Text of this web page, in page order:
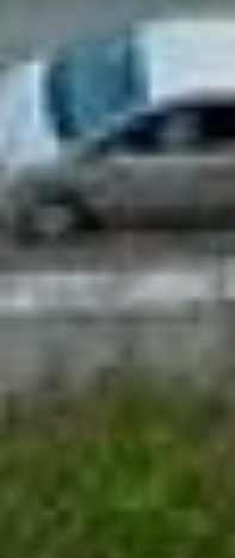
на его окраине. Но зато
везде есть лестницы. А по
ним коляску можно
спустить только вдвоём, и
то это очень тяжело. А если
вы всё же решили погулять
с коляской зимой, то
лестницы обычно покрыты
льдом и снегом, есть
вероятность просто
покатиться вниз. То же
самое касается людей с
инвалидностью, которые
ездят на колясках.
попросту с потребностями
этих горожан не считается?